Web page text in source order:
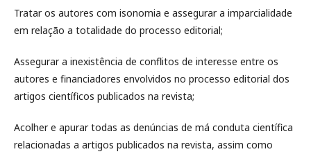
Tratar os autores com isonomia e assegurar a imparcialidade
em relação a totalidade do processo editorial;
Assegurar a inexistência de conflitos de interesse entre os
autores e financiadores envolvidos no processo editorial dos
artigos científicos publicados na revista;
Acolher e apurar todas as denúncias de má conduta científica
relacionadas a artigos publicados na revista, assim como